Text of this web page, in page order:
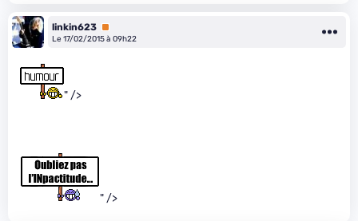
linkin623 Premium
Le 17/02/2015 à 09h22
" />
" />